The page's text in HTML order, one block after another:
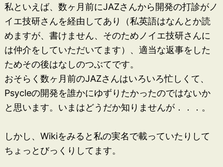
私といえば、数ヶ月前にJAZさんから開発の打診がノ
イエ技研さんを経由してあり（私英語はなんとか読
めますが、書けません、そのためノイエ技研さんに
は仲介をしていただいてます）、適当な返事をした
ためその後はなしのつぶてです。
おそらく数ヶ月前のJAZさんはいろいろ忙しくて、
Psycleの開発を誰かにゆずりたかったのではないか
と思います。いまはどうだか知りませんが．．．。
しかし、Wikiをみると私の実名で載っていたりして
ちょっとびっくりしてます。